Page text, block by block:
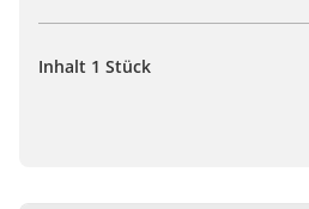
Inhalt 1 Stück